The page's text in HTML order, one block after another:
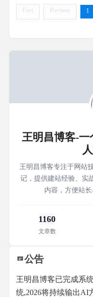
First Previous 1
王明昌博客-一
王明昌博客专注于网站
记，提供建站经验、实
内容，方便站
1160
文章数
公告
王明昌博客已完成系
统,2026将持续输出AI